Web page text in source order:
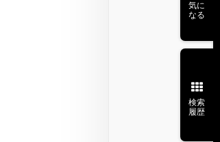
気に
なる
検索
履歴